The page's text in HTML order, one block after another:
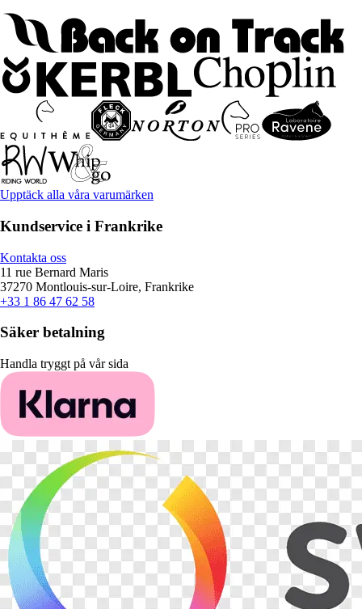
Upptäck alla våra varumärken
Kundservice i Frankrike
Kontakta oss
11 rue Bernard Maris
37270 Montlouis-sur-Loire, Frankrike
+33 1 86 47 62 58
Säker betalning
Handla tryggt på vår sida